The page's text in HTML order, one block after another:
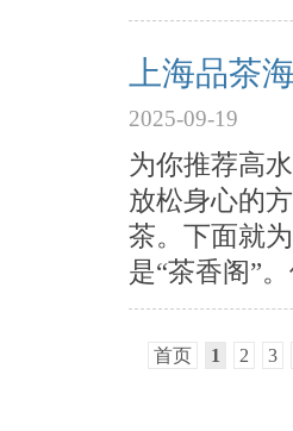
上海品茶
2025-09-19
为你推荐高
放松身心的
茶。下面就
是“茶香阁”
首页 1 2 3